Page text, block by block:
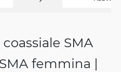
SMA
femmina |